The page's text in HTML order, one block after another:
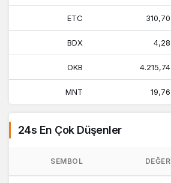
ETC 310,70
BDX 4,28
OKB 4.215,74
MNT 19,76
24s En Çok Düşenler
SEMBOL DEĞER